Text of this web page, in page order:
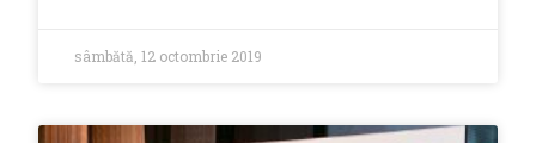
sâmbătă, 12 octombrie 2019